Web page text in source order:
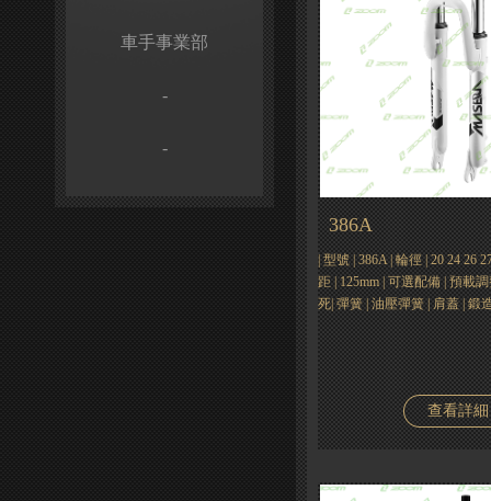
車手事業部
-
-
386A
| 型號 | 386A | 輪徑 | 20 24 26
距 | 125mm | 可選配備 | 預載
死| 彈簧 | 油壓彈簧 | 肩蓋 | 鍛
查看詳細